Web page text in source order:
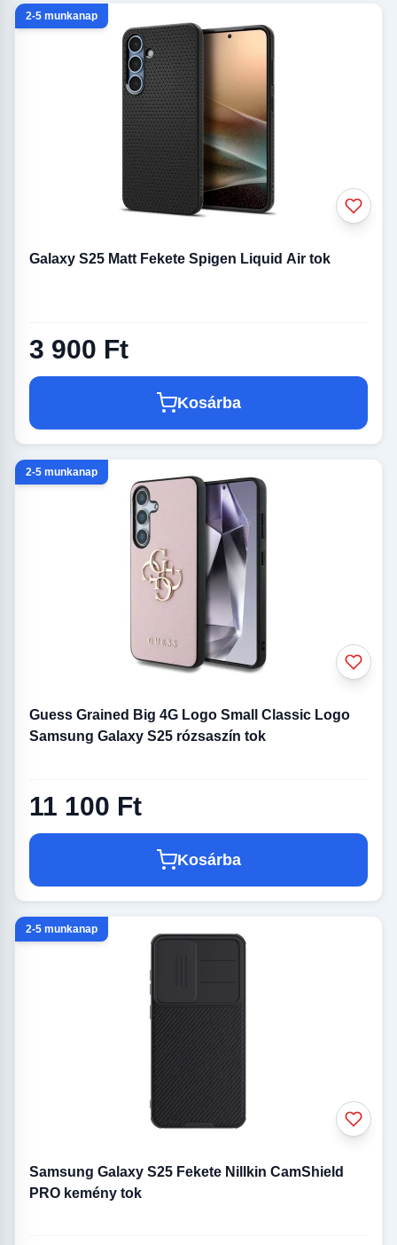
2-5 munkanap
Galaxy S25 Matt Fekete Spigen Liquid Air tok
3 900 Ft
Kosárba
2-5 munkanap
Guess Grained Big 4G Logo Small Classic Logo
Samsung Galaxy S25 rózsaszín tok
11 100 Ft
Kosárba
2-5 munkanap
Samsung Galaxy S25 Fekete Nillkin CamShield
PRO kemény tok